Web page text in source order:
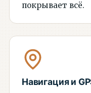
покрывает всё.
Навигация и